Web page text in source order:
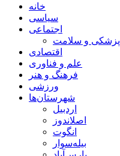
خانه
سیاسی
اجتماعی
پزشکی و سلامت
اقتصادی
علم و فناوری
فرهنگ و هنر
ورزشی
شهرستان‌ها
اردبیل
اصلاندوز
انگوت
بیله‌سوار